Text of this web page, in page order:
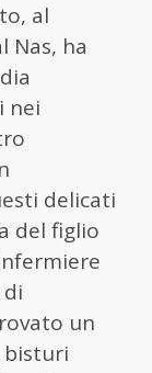
al
Nas, ha
nei
delicati
del figlio
un
bisturi